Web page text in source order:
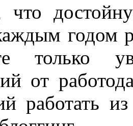
что
годом
только
от
работать